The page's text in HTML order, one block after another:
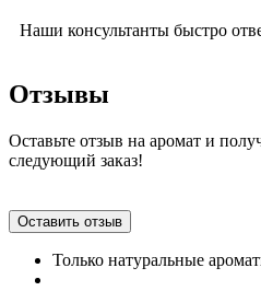
Наши консультанты быстро
Отзывы
Оставьте отзыв на аромат и
следующий заказ!
Оставить отзыв
Только натуральные